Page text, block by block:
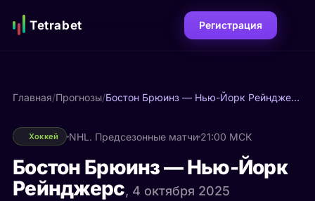
Tetrabet Регистрация
Главная/Прогнозы/ Бостон Брюинз — Нью-Йорк Рейнджерс
Хоккей NHL. Предсезонные матчи21:00 МСК
Бостон Брюинз — Нью-Йорк
Рейнджерс, 4 октября 2025